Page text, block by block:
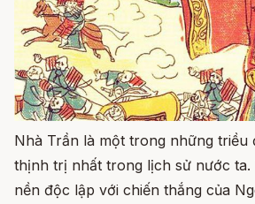
Nhà Trần là một trong những triều
thịnh trị nhất trong lịch sử nước
nền độc lập với chiến thắng của